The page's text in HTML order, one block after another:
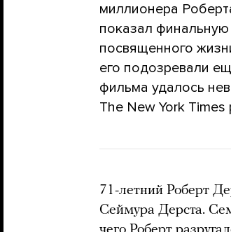
миллионера
показал
посвященного
его подозревали
фильма удалось
The New York Times
71-летний Роберт
Сеймура Дерста.